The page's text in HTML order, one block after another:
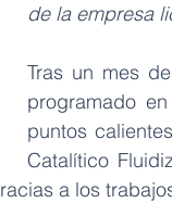
de la empresa
Tras un mes
programado
puntos
Catalítico
a los